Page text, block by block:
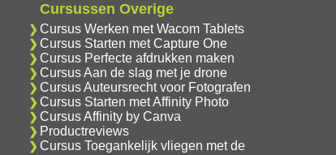
Cursussen Overige
Cursus Werken met Wacom Tablets
Cursus Starten met Capture One
Cursus Perfecte afdrukken maken
Cursus Aan de slag met je drone
Cursus Auteursrecht voor Fotografen
Cursus Starten met Affinity Photo
Cursus Affinity by Canva
Productreviews
Cursus Toegankelijk vliegen met de